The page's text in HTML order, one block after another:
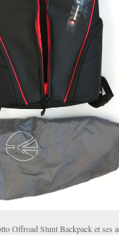
Offroad Stunt Backpack et ses